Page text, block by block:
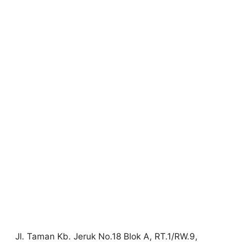
Jl. Taman Kb. Jeruk No.18 Blok A, RT.1/RW.9,